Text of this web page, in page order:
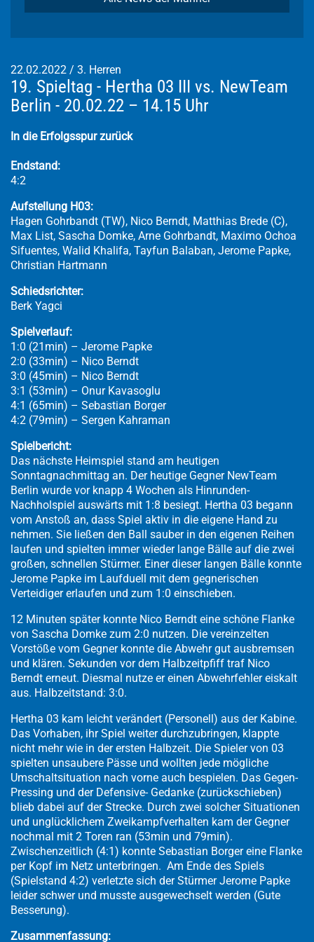
22.02.2022 / 3. Herren
19. Spieltag - Hertha 03 III vs. NewTeam
Berlin - 20.02.22 – 14.15 Uhr
In die Erfolgsspur zurück
Endstand:
4:2
Aufstellung H03:
Hagen Gohrbandt (TW), Nico Berndt, Matthias Brede (C),
Max List, Sascha Domke, Arne Gohrbandt, Maximo Ochoa
Sifuentes, Walid Khalifa, Tayfun Balaban, Jerome Papke,
Christian Hartmann
Schiedsrichter:
Berk Yagci
Spielverlauf:
1:0 (21min) – Jerome Papke
2:0 (33min) – Nico Berndt
3:0 (45min) – Nico Berndt
3:1 (53min) – Onur Kavasoglu
4:1 (65min) – Sebastian Borger
4:2 (79min) – Sergen Kahraman
Spielbericht:
Das nächste Heimspiel stand am heutigen
Sonntagnachmittag an. Der heutige Gegner NewTeam
Berlin wurde vor knapp 4 Wochen als Hinrunden-
Nachholspiel auswärts mit 1:8 besiegt. Hertha 03 begann
vom Anstoß an, dass Spiel aktiv in die eigene Hand zu
nehmen. Sie ließen den Ball sauber in den eigenen Reihen
laufen und spielten immer wieder lange Bälle auf die zwei
großen, schnellen Stürmer. Einer dieser langen Bälle konnte
Jerome Papke im Laufduell mit dem gegnerischen
Verteidiger erlaufen und zum 1:0 einschieben.
12 Minuten später konnte Nico Berndt eine schöne Flanke
von Sascha Domke zum 2:0 nutzen. Die vereinzelten
Vorstöße vom Gegner konnte die Abwehr gut ausbremsen
und klären. Sekunden vor dem Halbzeitpfiff traf Nico
Berndt erneut. Diesmal nutze er einen Abwehrfehler eiskalt
aus. Halbzeitstand: 3:0.
Hertha 03 kam leicht verändert (Personell) aus der Kabine.
Das Vorhaben, ihr Spiel weiter durchzubringen, klappte
nicht mehr wie in der ersten Halbzeit. Die Spieler von 03
spielten unsaubere Pässe und wollten jede mögliche
Umschaltsituation nach vorne auch bespielen. Das Gegen-
Pressing und der Defensive- Gedanke (zurückschieben)
blieb dabei auf der Strecke. Durch zwei solcher Situationen
und unglücklichem Zweikampfverhalten kam der Gegner
nochmal mit 2 Toren ran (53min und 79min).
Zwischenzeitlich (4:1) konnte Sebastian Borger eine Flanke
per Kopf im Netz unterbringen. Am Ende des Spiels
(Spielstand 4:2) verletzte sich der Stürmer Jerome Papke
leider schwer und musste ausgewechselt werden (Gute
Besserung).
Zusammenfassung: